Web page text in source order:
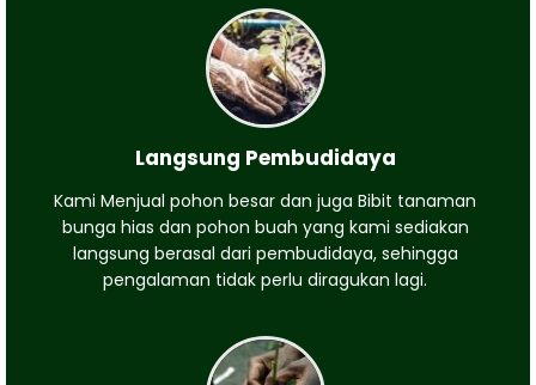
Langsung Pembudidaya
Kami Menjual pohon besar dan juga Bibit tanaman
bunga hias dan pohon buah yang kami sediakan
langsung berasal dari pembudidaya, sehingga
pengalaman tidak perlu diragukan lagi.